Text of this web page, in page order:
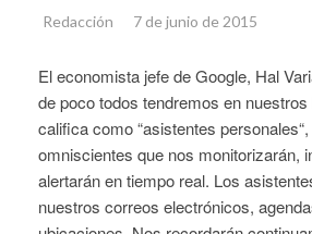
Redacción 7 de junio de 2015
El economista jefe de Google, Hal
de poco todos tendremos en
califica como “asistentes
omniscientes que nos monitorizarán,
alertarán en tiempo real. Los
nuestros correos electrónicos,